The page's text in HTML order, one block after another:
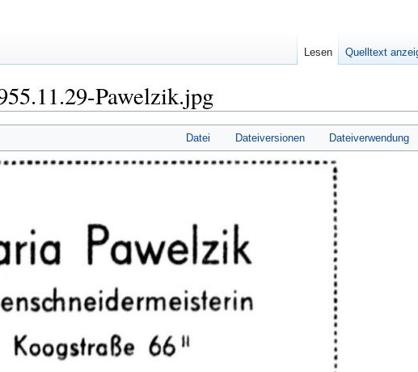
Pawelzik.jpg
Datei Dateiversionen Dateiverwendung
Lesen Quelltext